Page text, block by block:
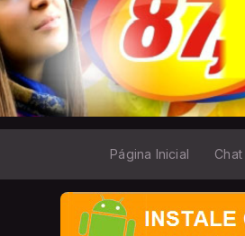
Página Inicial Chat